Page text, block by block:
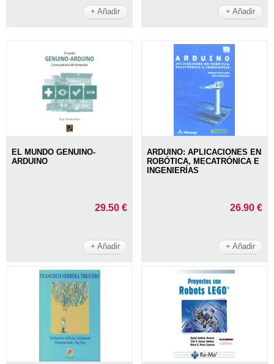
+ Añadir + Añadir
EL MUNDO GENUINO-
ARDUINO
29.50 €
+ Añadir
ARDUINO: APLICACIONES EN
ROBÓTICA, MECATRÓNICA E
INGENIERÍAS
26.90 €
+ Añadir